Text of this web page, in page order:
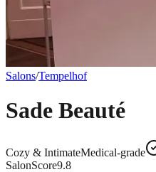
Salons/Tempelhof
Sade Beauté
Cozy & IntimateMedical-grade
SalonScore9.8